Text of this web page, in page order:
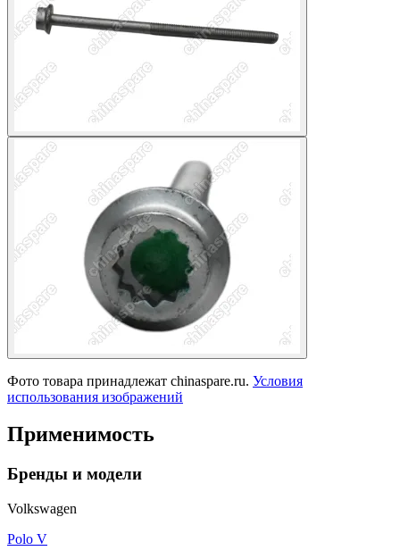
Фото товара принадлежат chinaspare.ru. Условия
использования изображений
Применимость
Бренды и модели
Volkswagen
Polo V